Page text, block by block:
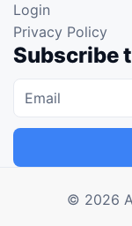
Login
Privacy Policy
Subscribe
© 2026